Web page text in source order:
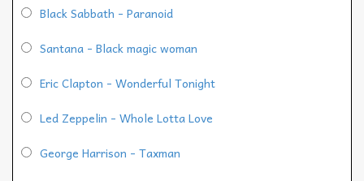
Black Sabbath - Paranoid
Santana - Black magic woman
Eric Clapton - Wonderful Tonight
Led Zeppelin - Whole Lotta Love
George Harrison - Taxman